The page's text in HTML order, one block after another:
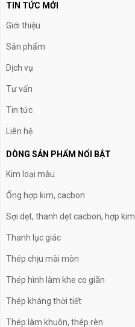
TIN TỨC MỚI
Giới thiệu
Sản phẩm
Dịch vụ
Tư vấn
Tin tức
Liên hệ
DÒNG SẢN PHẨM NỔI BẬT
Kim loại màu
Ống hợp kim, cacbon
Sợi dẹt, thanh dẹt cacbon, hợp kim
Thanh lục giác
Thép chịu mài mòn
Thép hình làm khe co giãn
Thép kháng thời tiết
Thép làm khuôn, thép rèn